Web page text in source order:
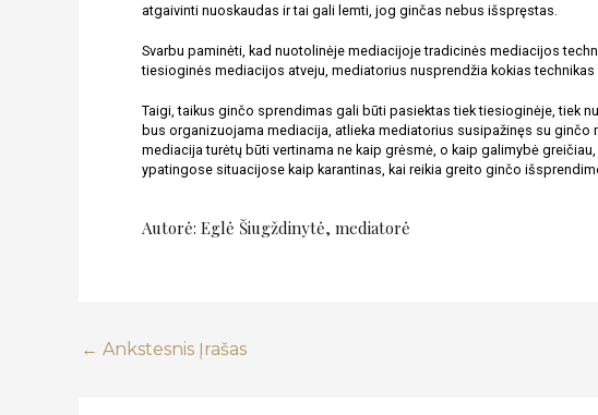
atgaivinti nuoskaudas ir tai gali lemti, jog ginčas nebus išspręstas.
Svarbu paminėti, kad nuotolinėje mediacijoje tradicinės mediacijos
tiesioginės mediacijos atveju, mediatorius nusprendžia kokias
Taigi, taikus ginčo sprendimas gali būti pasiektas tiek tiesioginėje, tiek
bus organizuojama mediacija, atlieka mediatorius susipažinęs su
mediacija turėtų būti vertinama ne kaip grėsmė, o kaip galimybė
ypatingose situacijose kaip karantinas, kai reikia greito ginčo
Autorė: Eglė Šiugždinytė, mediatorė
← Ankstesnis Įrašas